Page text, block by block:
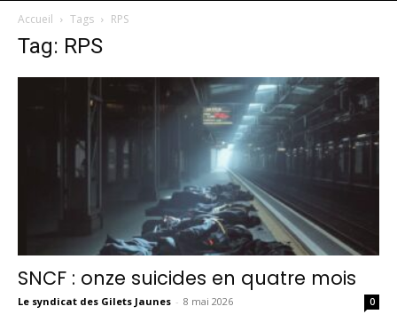
Accueil Tags RPS
Tag: RPS
SNCF : onze suicides en quatre mois
Le syndicat des Gilets Jaunes - 8 mai 2026 0